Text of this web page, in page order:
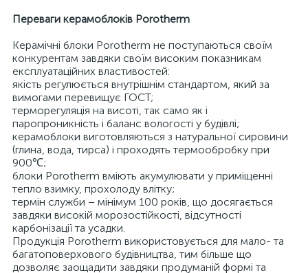
Переваги керамоблоків Porotherm
Керамічні блоки Porotherm не поступаються своїм
конкурентам завдяки своїм високим показникам
експлуатаційних властивостей:
якість регулюється внутрішнім стандартом, який за
вимогами перевищує ГОСТ;
терморегуляція на висоті, так само як і
паропроникність і баланс вологості у будівлі;
керамоблоки виготовляються з натуральної сировини
(глина, вода, тирса) і проходять термообробку при
900℃;
блоки Porotherm вміють акумулювати у приміщенні
тепло взимку, прохолоду влітку;
термін служби – мінімум 100 років, що досягається
завдяки високій морозостійкості, відсутності
карбонізації та усадки.
Продукція Porotherm використовується для мало- та
багатоповерхового будівництва, тим більше що
дозволяє заощадити завдяки продуманій формі та